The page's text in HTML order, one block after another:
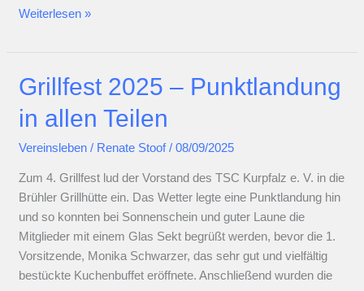
Schnupper-
Fortgeschrittene
Weiterlesen »
Grillfest 2025 – Punktlandung
in allen Teilen
Vereinsleben / Renate Stoof/08/09/2025
Zum 4. Grillfest lud der Vorstand des TSC Kurpfalz e. V. in die
Brühler Grillhütte ein. Das Wetter legte eine Punktlandung hin
und so konnten bei Sonnenschein und guter Laune die
Mitglieder mit einem Glas Sekt begrüßt werden, bevor die 1.
Vorsitzende, Monika Schwarzer, das sehr gut und vielfältig
bestückte Kuchenbuffet eröffnete. Anschließend wurden die